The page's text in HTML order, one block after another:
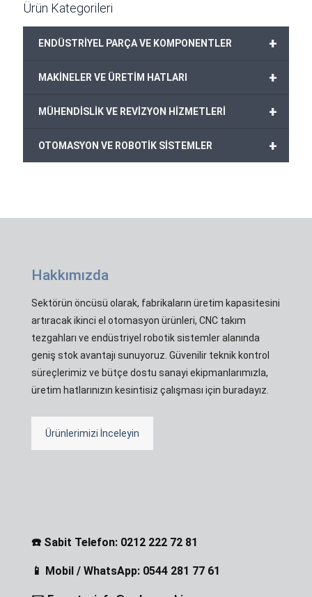
Ürün Kategorileri
+
ENDÜSTRİYEL PARÇA VE KOMPONENTLER
+
MAKİNELER VE ÜRETİM HATLARI
+
MÜHENDİSLİK VE REVİZYON HİZMETLERİ
+
OTOMASYON VE ROBOTİK SİSTEMLER
Hakkımızda
Sektörün öncüsü olarak, fabrikaların üretim kapasitesini
artıracak ikinci el otomasyon ürünleri, CNC takım
tezgahları ve endüstriyel robotik sistemler alanında
geniş stok avantajı sunuyoruz. Güvenilir teknik kontrol
süreçlerimiz ve bütçe dostu sanayi ekipmanlarımızla,
üretim hatlarınızın kesintisiz çalışması için buradayız.
Ürünlerimizi İnceleyin
☎️ Sabit Telefon: 0212 222 72 81
📱 Mobil / WhatsApp: 0544 281 77 61